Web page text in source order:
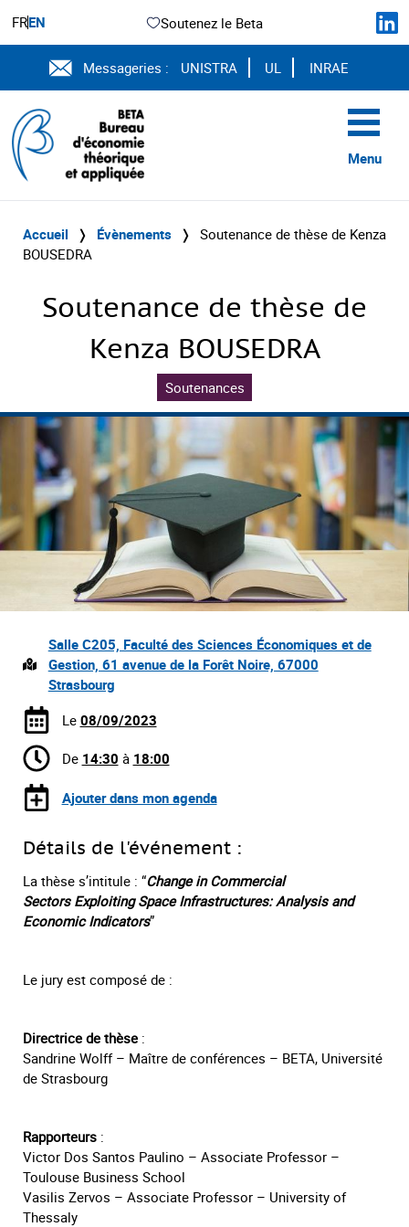
FREN Soutenez le Beta
Messageries : UNISTRA UL INRAE
Menu
Accueil ❭ Évènements ❭ Soutenance de thèse de Kenza
BOUSEDRA
Soutenance de thèse de
Kenza BOUSEDRA
Soutenances
Salle C205, Faculté des Sciences Économiques et de
Gestion, 61 avenue de la Forêt Noire, 67000
Strasbourg
Le 08/09/2023
De 14:30 à 18:00
Ajouter dans mon agenda
Détails de l'événement :
La thèse s’intitule : “Change in Commercial
Sectors Exploiting Space Infrastructures: Analysis and
Economic Indicators”
Le jury est composé de :
Directrice de thèse :
Sandrine Wolff – Maître de conférences – BETA, Université
de Strasbourg
Rapporteurs :
Victor Dos Santos Paulino – Associate Professor –
Toulouse Business School
Vasilis Zervos – Associate Professor – University of
Thessaly